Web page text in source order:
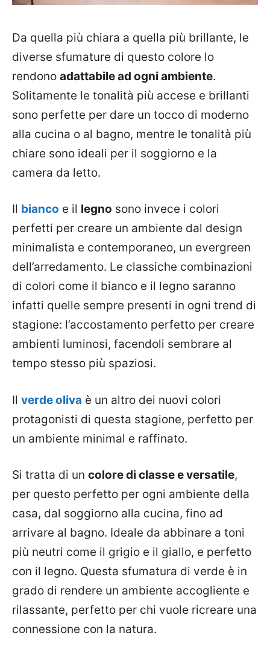
Da quella più chiara a quella più brillante, le
diverse sfumature di questo colore lo
rendono adattabile ad ogni ambiente.
Solitamente le tonalità più accese e brillanti
sono perfette per dare un tocco di moderno
alla cucina o al bagno, mentre le tonalità più
chiare sono ideali per il soggiorno e la
camera da letto.
Il bianco e il legno sono invece i colori
perfetti per creare un ambiente dal design
minimalista e contemporaneo, un evergreen
dell’arredamento. Le classiche combinazioni
di colori come il bianco e il legno saranno
infatti quelle sempre presenti in ogni trend di
stagione: l’accostamento perfetto per creare
ambienti luminosi, facendoli sembrare al
tempo stesso più spaziosi.
Il verde oliva è un altro dei nuovi colori
protagonisti di questa stagione, perfetto per
un ambiente minimal e raffinato.
Si tratta di un colore di classe e versatile,
per questo perfetto per ogni ambiente della
casa, dal soggiorno alla cucina, fino ad
arrivare al bagno. Ideale da abbinare a toni
più neutri come il grigio e il giallo, e perfetto
con il legno. Questa sfumatura di verde è in
grado di rendere un ambiente accogliente e
rilassante, perfetto per chi vuole ricreare una
connessione con la natura.